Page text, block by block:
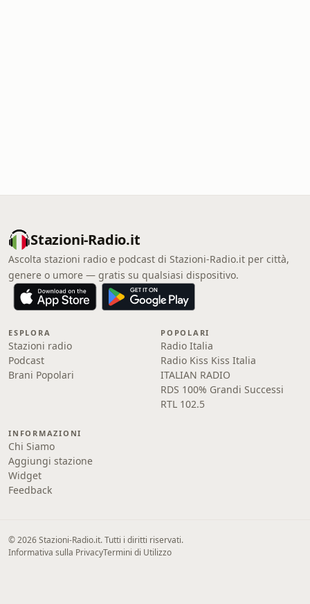
Stazioni-Radio.it
Ascolta stazioni radio e podcast di Stazioni-Radio.it per città,
genere o umore — gratis su qualsiasi dispositivo.
ESPLORA
Stazioni radio
Podcast
Brani Popolari
POPOLARI
Radio Italia
Radio Kiss Kiss Italia
ITALIAN RADIO
RDS 100% Grandi Successi
RTL 102.5
INFORMAZIONI
Chi Siamo
Aggiungi stazione
Widget
Feedback
© 2026 Stazioni-Radio.it. Tutti i diritti riservati.
Informativa sulla PrivacyTermini di Utilizzo